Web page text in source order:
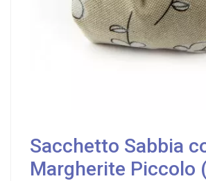
Sacchetto Sabbia
Margherite Piccolo